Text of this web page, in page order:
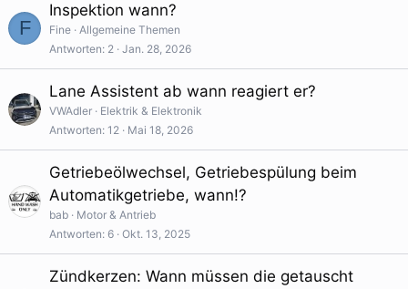
F
Inspektion wann?
Fine Allgemeine Themen
Antworten 2 Jan. 28, 2026
Lane Assistent ab wann reagiert er?
VWAdler
Elektrik & Elektronik
Antworten 12 Mai 18, 2026
Getriebeölwechsel, Getriebespülung beim
Automatikgetriebe, wann!?
bab
Motor & Antrieb
Antworten 6 Okt. 13, 2025
Zündkerzen: Wann müssen die getauscht